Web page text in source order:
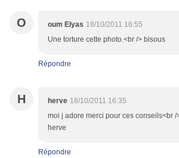
O oum Elyas 18/10/2011 16:55
Une torture cette photo.<br /> bisous
Répondre
H herve 18/10/2011 16:35
moi j adore merci pour ces conseils<br
herve
Répondre